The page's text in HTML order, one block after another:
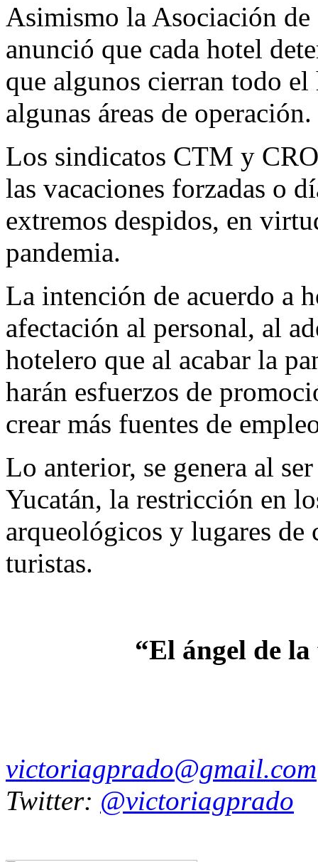
Asimismo la Asociación
anunció que cada hotel
que algunos cierran todo
algunas áreas de operación.
Los sindicatos CTM y
las vacaciones forzadas o
extremos despidos, en
pandemia.
La intención de acuerdo a
afectación al personal, al
hotelero que al acabar la
harán esfuerzos de
crear más fuentes de
Lo anterior, se genera al
Yucatán, la restricción en
arqueológicos y lugares de
turistas.
“El ángel de la
victoriagprado@gmail.com
Twitter: @victoriagprado